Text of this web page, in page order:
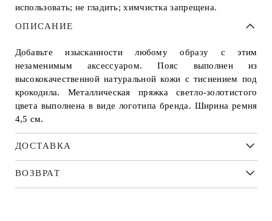
использовать; не гладить; химчистка запрещена.
ОПИСАНИЕ
Добавьте изысканности любому образу с этим
незаменимым аксессуаром. Пояс выполнен из
высококачественной натуральной кожи с тиснением под
крокодила. Металлическая пряжка светло-золотистого
цвета выполнена в виде логотипа бренда. Ширина ремня
4,5 см.
ДОСТАВКА
ВОЗВРАТ